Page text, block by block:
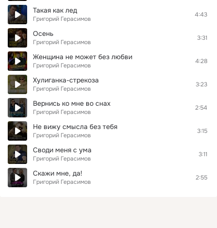
Такая как лед
Григорий Герасимов
4:43
Осень
Григорий Герасимов
3:31
Женщина не может без любви
Григорий Герасимов
4:28
Хулиганка-стрекоза
Григорий Герасимов
3:23
Вернись ко мне во снах
Григорий Герасимов
2:54
Не вижу смысла без тебя
Григорий Герасимов
3:15
Своди меня с ума
Григорий Герасимов
3:11
Скажи мне, да!
Григорий Герасимов
2:55